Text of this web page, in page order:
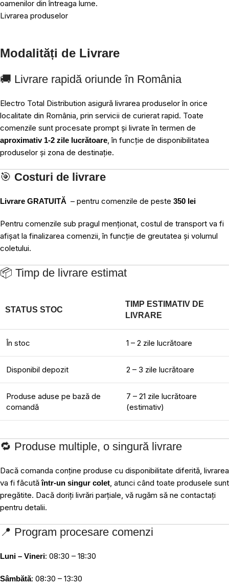
oamenilor din întreaga lume.
Livrarea produselor
Modalități de Livrare
🚚 Livrare rapidă oriunde în România
Electro Total Distribution asigură livrarea produselor în orice
localitate din România, prin servicii de curierat rapid. Toate
comenzile sunt procesate prompt și livrate în termen de
aproximativ 1-2 zile lucrătoare, în funcție de disponibilitatea
produselor și zona de destinație.
🎯 Costuri de livrare
Livrare GRATUITĂ – pentru comenzile de peste 350 lei
Pentru comenzile sub pragul menționat, costul de transport va fi
afișat la finalizarea comenzii, în funcție de greutatea și volumul
coletului.
📦 Timp de livrare estimat
STATUS STOC
TIMP ESTIMATIV DE
LIVRARE
În stoc 1 – 2 zile lucrătoare
Disponibil depozit 2 – 3 zile lucrătoare
Produse aduse pe bază de
comandă
7 – 21 zile lucrătoare
(estimativ)
🔁 Produse multiple, o singură livrare
Dacă comanda conține produse cu disponibilitate diferită, livrarea
va fi făcutăîntr-un singur colet, atunci când toate produsele sunt
pregătite. Dacă doriți livrări parțiale, vă rugăm să ne contactați
pentru detalii.
📍 Program procesare comenzi
Luni – Vineri: 08:30 – 18:30
Sâmbătă: 08:30 – 13:30